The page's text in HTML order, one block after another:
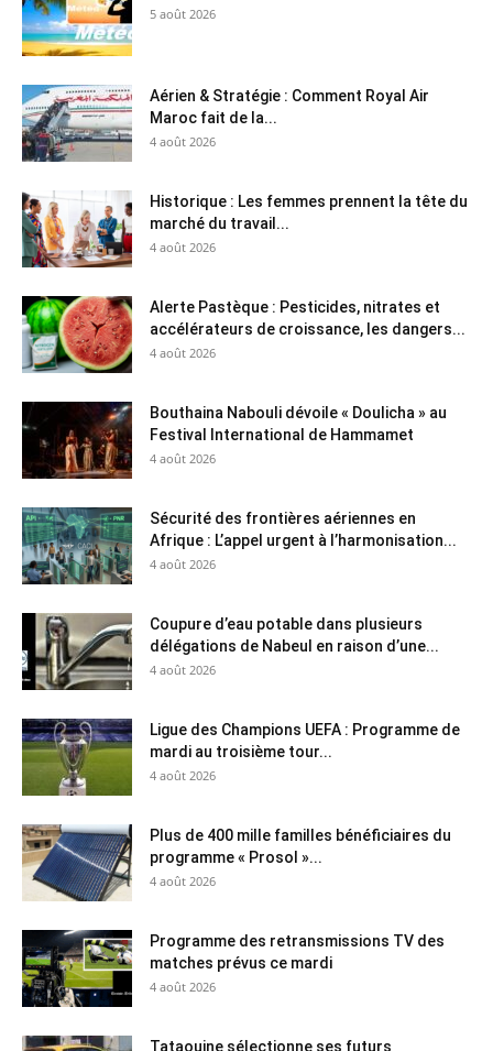
5 août 2026
Aérien & Stratégie : Comment Royal Air
Maroc fait de la...
4 août 2026
Historique : Les femmes prennent la tête du
marché du travail...
4 août 2026
Alerte Pastèque : Pesticides, nitrates et
accélérateurs de croissance, les dangers...
4 août 2026
Bouthaina Nabouli dévoile « Doulicha » au
Festival International de Hammamet
4 août 2026
Sécurité des frontières aériennes en
Afrique : L’appel urgent à l’harmonisation...
4 août 2026
Coupure d’eau potable dans plusieurs
délégations de Nabeul en raison d’une...
4 août 2026
Ligue des Champions UEFA : Programme de
mardi au troisième tour...
4 août 2026
Plus de 400 mille familles bénéficiaires du
programme « Prosol »...
4 août 2026
Programme des retransmissions TV des
matches prévus ce mardi
4 août 2026
Tataouine sélectionne ses futurs